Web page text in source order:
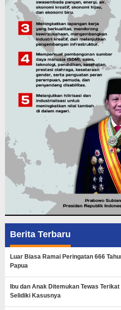
Berita Terbaru
Luar Biasa Ramai Peringatan 666
Papua
Ibu dan Anak Ditemukan Tewas
Selidiki Kasusnya